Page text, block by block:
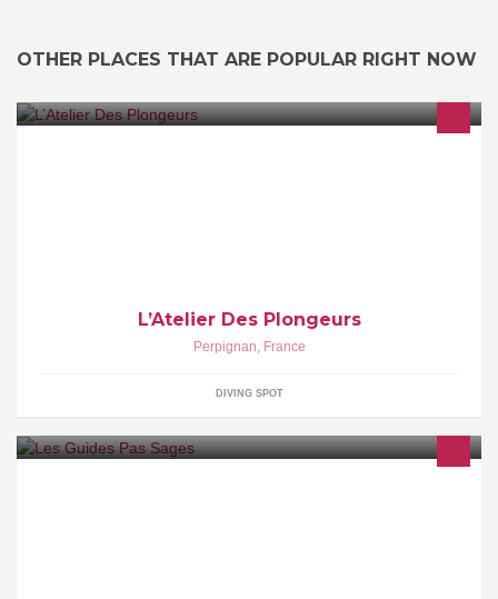
OTHER PLACES THAT ARE POPULAR RIGHT NOW
L’Atelier Des Plongeurs
Perpignan, France
DIVING SPOT